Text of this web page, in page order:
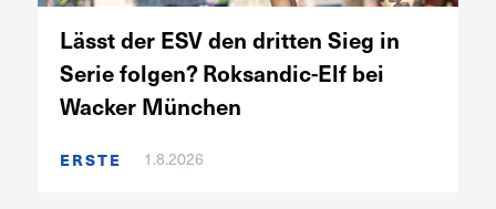
Lässt der ESV den dritten Sieg in
Serie folgen? Roksandic-Elf bei
Wacker München
ERSTE 1.8.2026